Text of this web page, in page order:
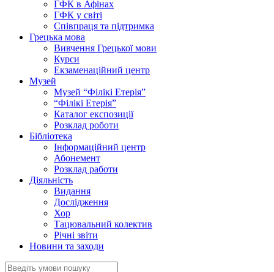
ГФК в Афінах
ГФК у світі
Співпраця та підтримка
Грецька мова
Вивчення Грецької мови
Курси
Екзаменаційний центр
Музей
Музей “Філікі Етерія”
“Філікі Етерія”
Каталог експозиції
Розклад роботи
Бібліотека
Інформаційний центр
Абонемент
Розклад работи
Діяльність
Видання
Дослідження
Хор
Тацювальний колектив
Річні звіти
Новини та заходи